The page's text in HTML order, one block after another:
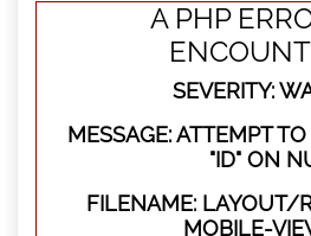
A PHP
SEVERITY:
MESSAGE: ATTEMPT
"ID" ON
FILENAME: LAYOUT/
MOBILE-